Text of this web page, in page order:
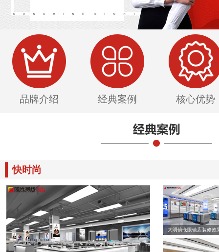
品牌介绍 经典案例 核心优势
快时尚
大明镜仓眼镜店装修效